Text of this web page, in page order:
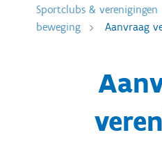
Sportclubs & verenigingen
beweging
Aanvraag